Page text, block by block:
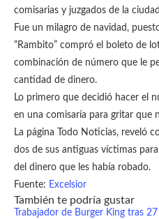
comisarias y juzgados de la
Fue un milagro de navidad,
“Rambito” compró el boleto de
combinación de número que le
cantidad de dinero.
Lo primero que decidió hacer el
en una comisaría para gritar que
La página Todo Noticias, reveló
dos de sus antiguas víctimas
del dinero que les había robado.
Fuente: Excelsior
También te podría gustar
Trabajador de Burger King tras